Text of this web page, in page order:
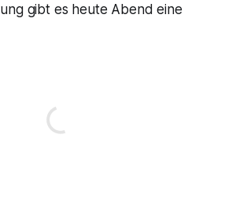
gibt es heute Abend eine